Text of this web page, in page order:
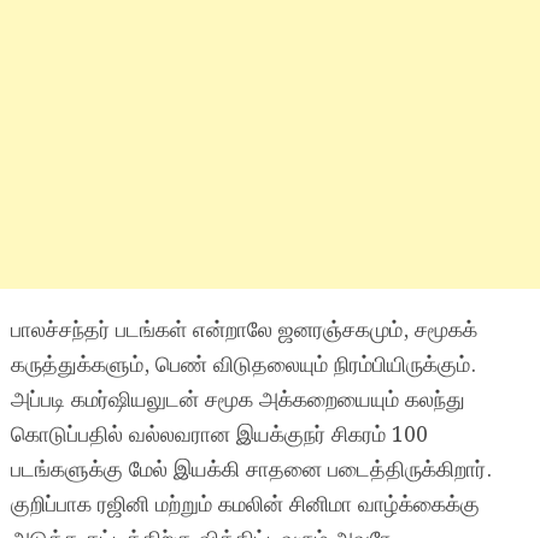
பாலச்சந்தர் படங்கள் என்றாலே ஜனரஞ்சகமும், சமூகக்
கருத்துக்களும், பெண் விடுதலையும் நிரம்பியிருக்கும்.
அப்படி கமர்ஷியலுடன் சமூக அக்கறையையும் கலந்து
கொடுப்பதில் வல்லவரான இயக்குநர் சிகரம் 100
படங்களுக்கு மேல் இயக்கி சாதனை படைத்திருக்கிறார்.
குறிப்பாக ரஜினி மற்றும் கமலின் சினிமா வாழ்க்கைக்கு